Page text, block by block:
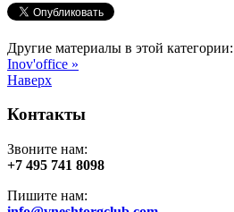
Другие материалы в этой категории:
Inov'office »
Наверх
Контакты
Звоните нам:
+7 495 741 8098
Пишите нам: